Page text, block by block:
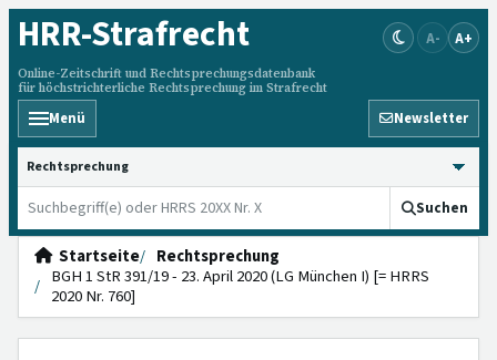
HRR-Strafrecht
Online-Zeitschrift und Rechtsprechungsdatenbank
für höchstrichterliche Rechtsprechung im Strafrecht
A- A+
Menü Newsletter
HRRS durchsuchen
Suchen
Startseite
Rechtsprechung
BGH 1 StR 391/19 - 23. April 2020 (LG München I) [= HRRS
2020 Nr. 760]